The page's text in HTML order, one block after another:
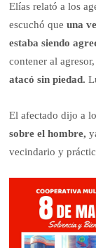
Elías relató a los
escuchó que una
estaba siendo
contener al
atacó sin piedad.
El afectado dijo a
sobre el hombre,
vecindario y